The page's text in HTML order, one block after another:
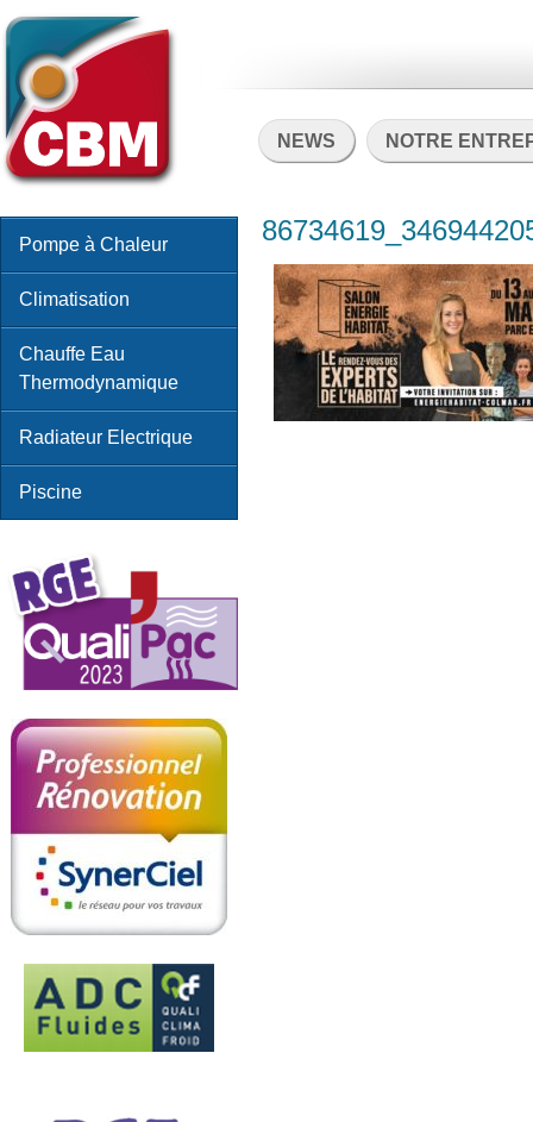
NEWS NOTRE
Pompe à Chaleur
Climatisation
Chauffe Eau
Thermodynamique
Radiateur Electrique
Piscine